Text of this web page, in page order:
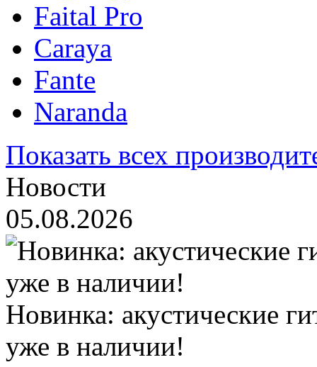
Faital Pro
Caraya
Fante
Naranda
Показать всех
Новости
05.08.2026
Новинка: акустические
уже в наличии!